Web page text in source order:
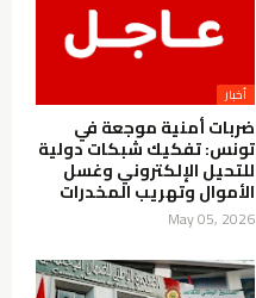
ضربات أمنية موجعة في
تونس: تفكيك شبكات دولية
للتحيل الإلكتروني وغسل
الأموال وتهريب المخدرات
May 05, 2026